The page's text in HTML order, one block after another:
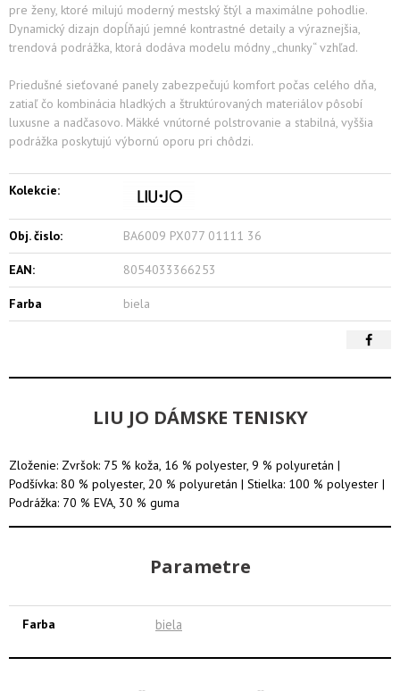
pre ženy, ktoré milujú moderný mestský štýl a maximálne pohodlie.
Dynamický dizajn dopĺňajú jemné kontrastné detaily a výraznejšia,
trendová podrážka, ktorá dodáva modelu módny „chunky“ vzhľad.
Priedušné sieťované panely zabezpečujú komfort počas celého dňa,
zatiaľ čo kombinácia hladkých a štruktúrovaných materiálov pôsobí
luxusne a nadčasovo. Mäkké vnútorné polstrovanie a stabilná, vyššia
podrážka poskytujú výbornú oporu pri chôdzi.
Kolekcie:
Obj. čislo: BA6009 PX077 01111 36
EAN: 8054033366253
Farba biela
LIU JO DÁMSKE TENISKY
Zloženie: Zvršok: 75 % koža, 16 % polyester, 9 % polyuretán |
Podšívka: 80 % polyester, 20 % polyuretán | Stielka: 100 % polyester |
Podrážka: 70 % EVA, 30 % guma
Parametre
Farba biela